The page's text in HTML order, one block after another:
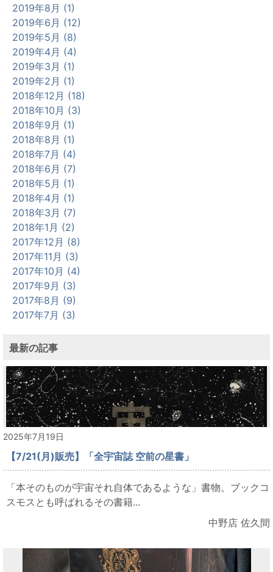
2019年8月 (1)
2019年6月 (12)
2019年5月 (8)
2019年4月 (4)
2019年3月 (1)
2019年2月 (1)
2018年12月 (18)
2018年10月 (3)
2018年9月 (1)
2018年8月 (1)
2018年7月 (4)
2018年6月 (7)
2018年5月 (1)
2018年4月 (1)
2018年3月 (7)
2018年1月 (2)
2017年12月 (8)
2017年11月 (3)
2017年10月 (4)
2017年9月 (3)
2017年8月 (9)
2017年7月 (3)
最新の記事
2025年7月19日
【7/21(月)販売】「全宇宙誌 空前の星書」
「本そのものが宇宙それ自体であるような」書物。ブックコ
スモスとも呼ばれるその書籍...
中野店 佐久間